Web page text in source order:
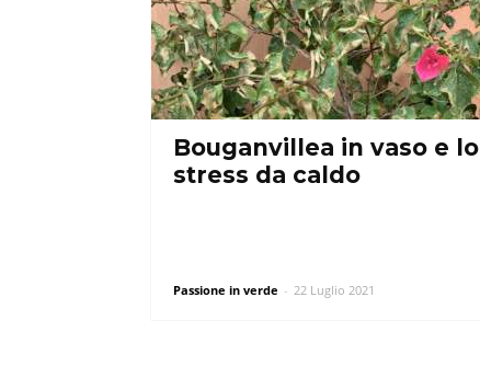
Bouganvillea in vaso e lo
stress da caldo
Passione in verde - 22 Luglio 2021